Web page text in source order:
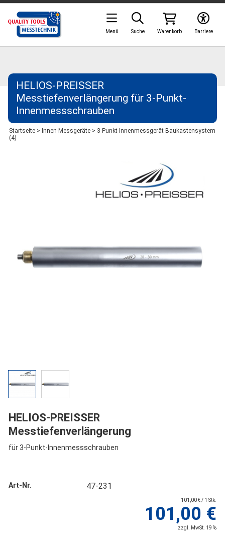
HELIOS-PREISSER
Messtiefenverlängerung für 3-Punkt-
Innenmessschrauben
Startseite > Innen-Messgeräte > 3-Punkt-Innenmessgerät Baukastensystem
(4)
HELIOS-PREISSER
Messtiefenverlängerung
für 3-Punkt-Innenmessschrauben
Art-Nr. 47-231
101,00 € / 1 Stk.
101,00 €
zzgl. MwSt. 19 %
Barriere
Warenkorb
Suche
Menü